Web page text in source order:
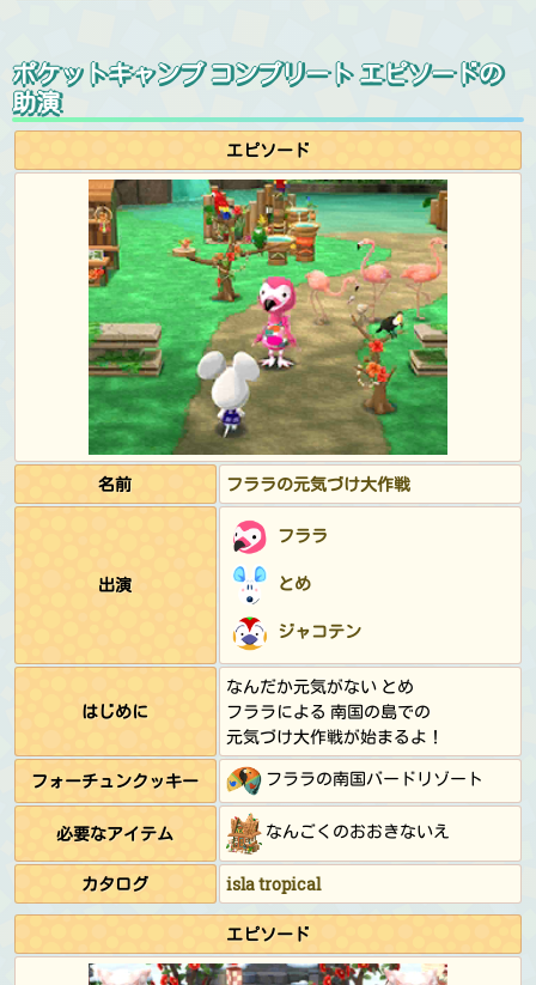
ポケットキャンプ コンプリート エピソードの
助演
エピソード
名前 フララの元気づけ大作戦
出演
フララ
とめ
ジャコテン
はじめに
なんだか元気がない とめ
フララによる 南国の島での
元気づけ大作戦が始まるよ！
フォーチュンクッキー
フララの南国バードリゾート
必要なアイテム なんごくのおおきないえ
カタログ isla tropical
エピソード